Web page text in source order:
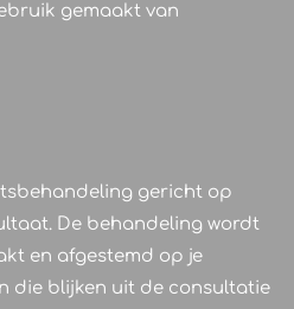
gemaakt van
gericht op
De behandeling wordt
en afgestemd op je
die blijken uit de consultatie